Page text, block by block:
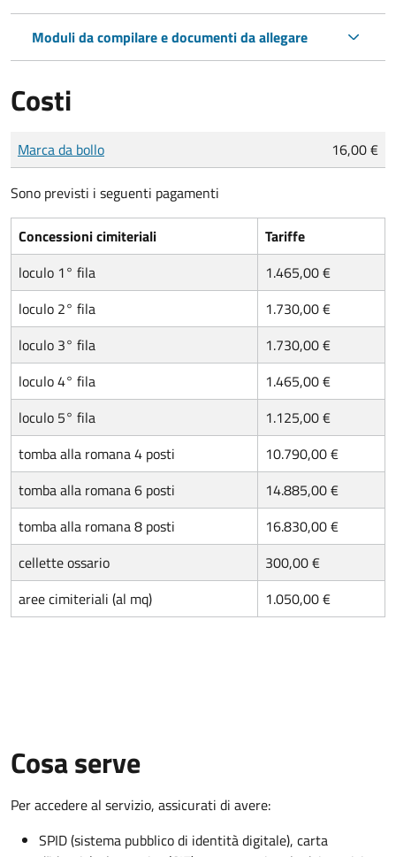
Moduli da compilare e documenti da allegare
Costi
Tipo di pagamento
Importo
Marca da bollo 16,00 €
Sono previsti i seguenti pagamenti
Concessioni cimiteriali
Tariffe
loculo 1° fila
1.465,00 €
loculo 2° fila
1.730,00 €
loculo 3° fila
1.730,00 €
loculo 4° fila
1.465,00 €
loculo 5° fila
1.125,00 €
tomba alla romana 4 posti
10.790,00 €
tomba alla romana 6 posti
14.885,00 €
tomba alla romana 8 posti
16.830,00 €
cellette ossario
300,00 €
aree cimiteriali (al mq)
1.050,00 €
Cosa serve
Per accedere al servizio, assicurati di avere:
SPID (sistema pubblico di identità digitale), carta